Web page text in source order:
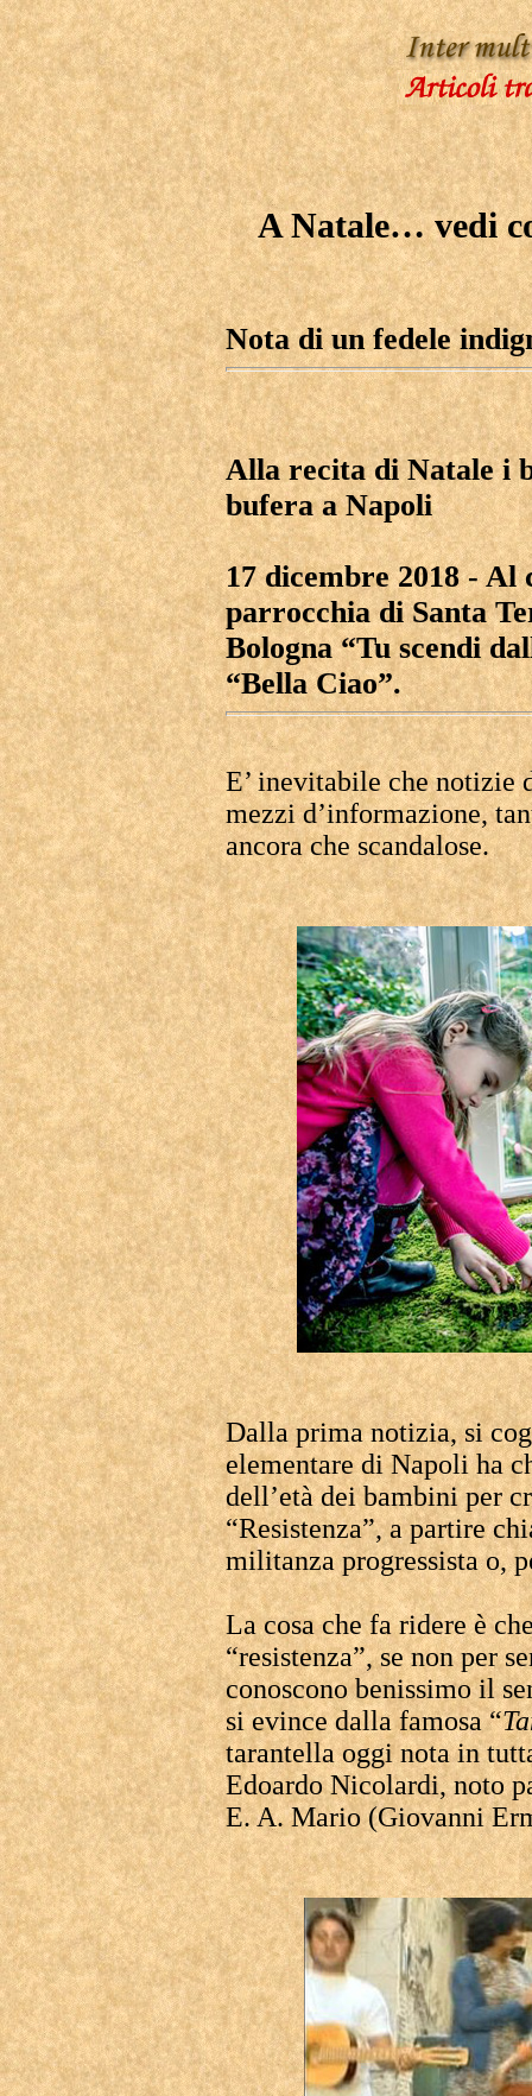
A Natale… vedi
Nota di un fedele
Alla recita di Natale i
bufera a Napoli
17 dicembre 2018 - Al
parrocchia di Santa
Bologna “Tu scendi
“Bella Ciao”.
E’ inevitabile che notizie
mezzi d’informazione,
ancora che scandalose.
Dalla prima notizia, si
elementare di Napoli ha
dell’età dei bambini per
“Resistenza”, a partire
militanza progressista o,
La cosa che fa ridere è
“resistenza”, se non per
conoscono benissimo il
si evince dalla famosa “
tarantella oggi nota in
Edoardo Nicolardi, noto
E. A. Mario (Giovanni